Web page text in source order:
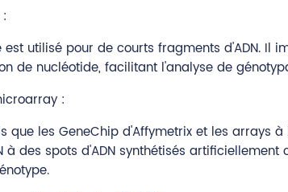
est utilisé pour de courts fragments d'ADN. Il
de nucléotide, facilitant l'analyse de
:
que les GeneChip d'Affymetrix et les arrays
à des spots d'ADN synthétisés